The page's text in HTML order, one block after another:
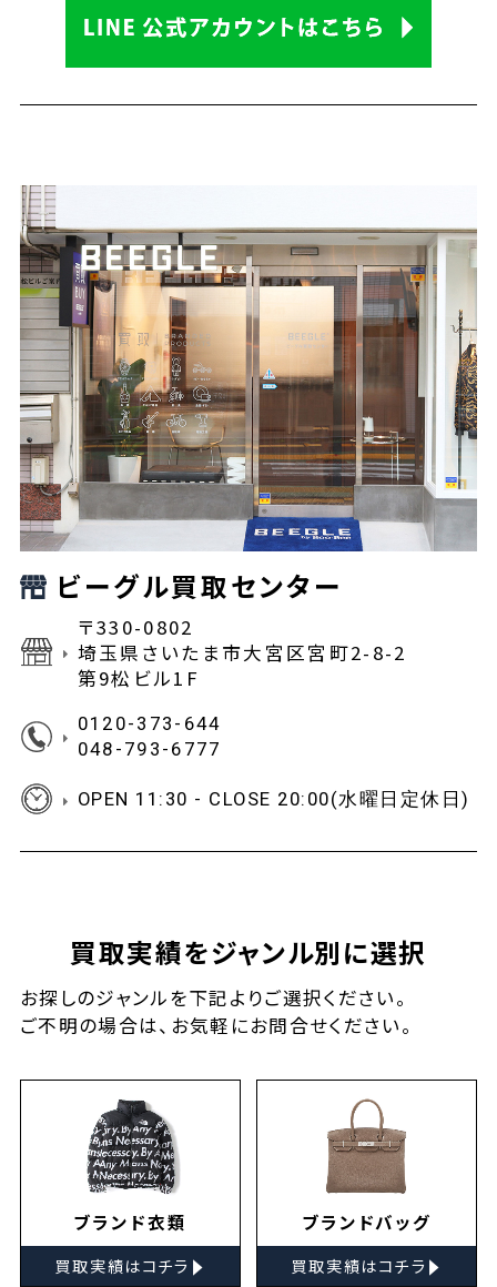
ビーグル買取センター
〒330-0802
埼玉県さいたま市大宮区宮町2-8-2
第9松ビル1F
0120-373-644
048-793-6777
OPEN 11:30 - CLOSE 20:00(水曜日定休日)
買取実績をジャンル別に選択
お探しのジャンルを下記よりご選択ください。
ご不明の場合は、お気軽にお問合せください。
ブランド衣類
買取実績はコチラ ▸
ブランドバッグ
買取実績はコチラ ▸